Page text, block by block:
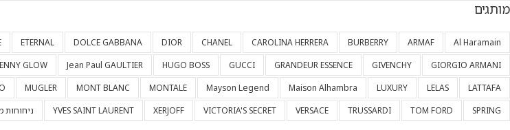
מותגים
Al Haramain
ARMAF
BURBERRY
CAROLINA HERRERA
CHANEL
DIOR
DOLCE GABBANA
ETERNAL
GIORGIO ARMANI
GIVENCHY
GRANDEUR ESSENCE
GUCCI
HUGO BOSS
Jean Paul GAULTIER
GLOW
LATTAFA
LELAS
LUXURY
Maison Alhambra
Mayson Legend
MONTALE
MONT BLANC
MUGLER
SPRING
TOM FORD
TRUSSARDI
VERSACE
VICTORIA'S SECRET
XERJOFF
YVES SAINT LAURENT ניחוחות